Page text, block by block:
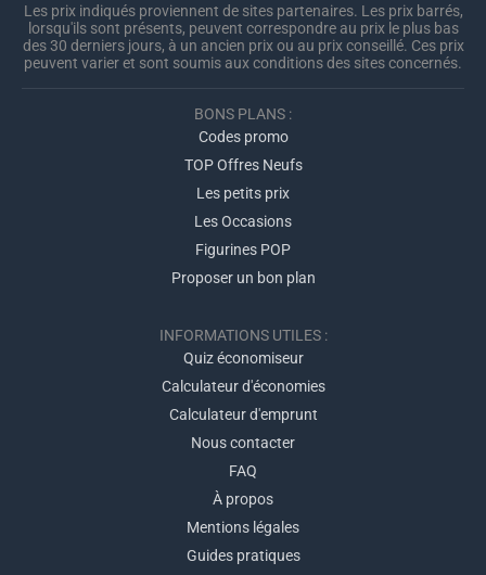
Les prix indiqués proviennent de sites partenaires. Les prix barrés,
lorsqu'ils sont présents, peuvent correspondre au prix le plus bas
des 30 derniers jours, à un ancien prix ou au prix conseillé. Ces prix
peuvent varier et sont soumis aux conditions des sites concernés.
BONS PLANS :
Codes promo
TOP Offres Neufs
Les petits prix
Les Occasions
Figurines POP
Proposer un bon plan
INFORMATIONS UTILES :
Quiz économiseur
Calculateur d'économies
Calculateur d'emprunt
Nous contacter
FAQ
À propos
Mentions légales
Guides pratiques